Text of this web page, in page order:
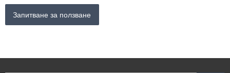
Запитване за ползване